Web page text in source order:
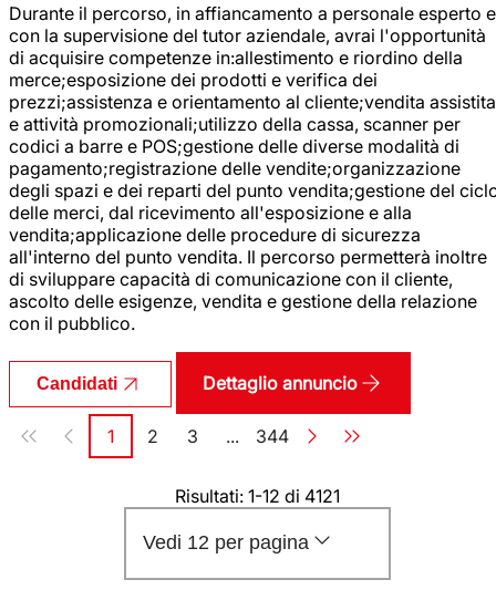
Durante il percorso, in affiancamento a personale esperto e
con la supervisione del tutor aziendale, avrai l'opportunità
di acquisire competenze in:allestimento e riordino della
merce;esposizione dei prodotti e verifica dei
prezzi;assistenza e orientamento al cliente;vendita assistita
e attività promozionali;utilizzo della cassa, scanner per
codici a barre e POS;gestione delle diverse modalità di
pagamento;registrazione delle vendite;organizzazione
degli spazi e dei reparti del punto vendita;gestione del
delle merci, dal ricevimento all'esposizione e alla
vendita;applicazione delle procedure di sicurezza
all'interno del punto vendita. Il percorso permetterà inoltre
di sviluppare capacità di comunicazione con il cliente,
ascolto delle esigenze, vendita e gestione della relazione
con il pubblico.
Candidati Dettaglio annuncio
Paginazione
Pagina
1 Pagina
2 Pagina
3 ... Pagina
344
Risultati: 1-12 di 4121
Vedi 12 per pagina